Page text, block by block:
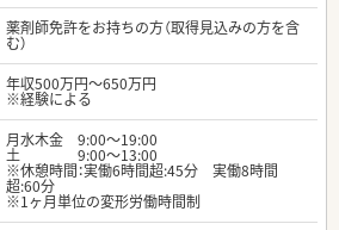
薬剤師免許をお持ちの方（取得見込みの方を含
む）
年収500万円～650万円
※経験による
月水木金 9:00〜19:00
土 9:00〜13:00
※休憩時間：実働6時間超:45分 実働8時間
超:60分
※1ヶ月単位の変形労働時間制